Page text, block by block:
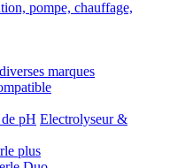
pompe, chauffage,
marques
pH Electrolyseur &
plus